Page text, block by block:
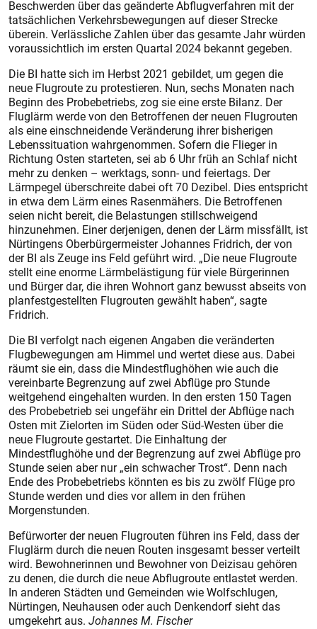
Beschwerden über das geänderte Abflugverfahren mit der
tatsächlichen Verkehrsbewegungen auf dieser Strecke
überein. Verlässliche Zahlen über das gesamte Jahr würden
voraussichtlich im ersten Quartal 2024 bekannt gegeben.
Die BI hatte sich im Herbst 2021 gebildet, um gegen die
neue Flugroute zu protestieren. Nun, sechs Monaten nach
Beginn des Probebetriebs, zog sie eine erste Bilanz. Der
Fluglärm werde von den Betroffenen der neuen Flugrouten
als eine einschneidende Veränderung ihrer bisherigen
Lebenssituation wahrgenommen. Sofern die Flieger in
Richtung Osten starteten, sei ab 6 Uhr früh an Schlaf nicht
mehr zu denken – werktags, sonn- und feiertags. Der
Lärmpegel überschreite dabei oft 70 Dezibel. Dies entspricht
in etwa dem Lärm eines Rasenmähers. Die Betroffenen
seien nicht bereit, die Belastungen stillschweigend
hinzunehmen. Einer derjenigen, denen der Lärm missfällt, ist
Nürtingens Oberbürgermeister Johannes Fridrich, der von
der BI als Zeuge ins Feld geführt wird. „Die neue Flugroute
stellt eine enorme Lärmbelästigung für viele Bürgerinnen
und Bürger dar, die ihren Wohnort ganz bewusst abseits von
planfestgestellten Flugrouten gewählt haben“, sagte
Fridrich.
Die BI verfolgt nach eigenen Angaben die veränderten
Flugbewegungen am Himmel und wertet diese aus. Dabei
räumt sie ein, dass die Mindestflughöhen wie auch die
vereinbarte Begrenzung auf zwei Abflüge pro Stunde
weitgehend eingehalten wurden. In den ersten 150 Tagen
des Probebetrieb sei ungefähr ein Drittel der Abflüge nach
Osten mit Zielorten im Süden oder Süd-Westen über die
neue Flugroute gestartet. Die Einhaltung der
Mindestflughöhe und der Begrenzung auf zwei Abflüge pro
Stunde seien aber nur „ein schwacher Trost“. Denn nach
Ende des Probebetriebs könnten es bis zu zwölf Flüge pro
Stunde werden und dies vor allem in den frühen
Morgenstunden.
Befürworter der neuen Flugrouten führen ins Feld, dass der
Fluglärm durch die neuen Routen insgesamt besser verteilt
wird. Bewohnerinnen und Bewohner von Deizisau gehören
zu denen, die durch die neue Abflugroute entlastet werden.
In anderen Städten und Gemeinden wie Wolfschlugen,
Nürtingen, Neuhausen oder auch Denkendorf sieht das
umgekehrt aus. Johannes M. Fischer